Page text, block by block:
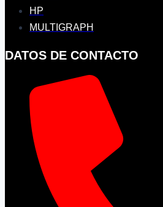
HP
MULTIGRAPH
DATOS DE CONTACTO